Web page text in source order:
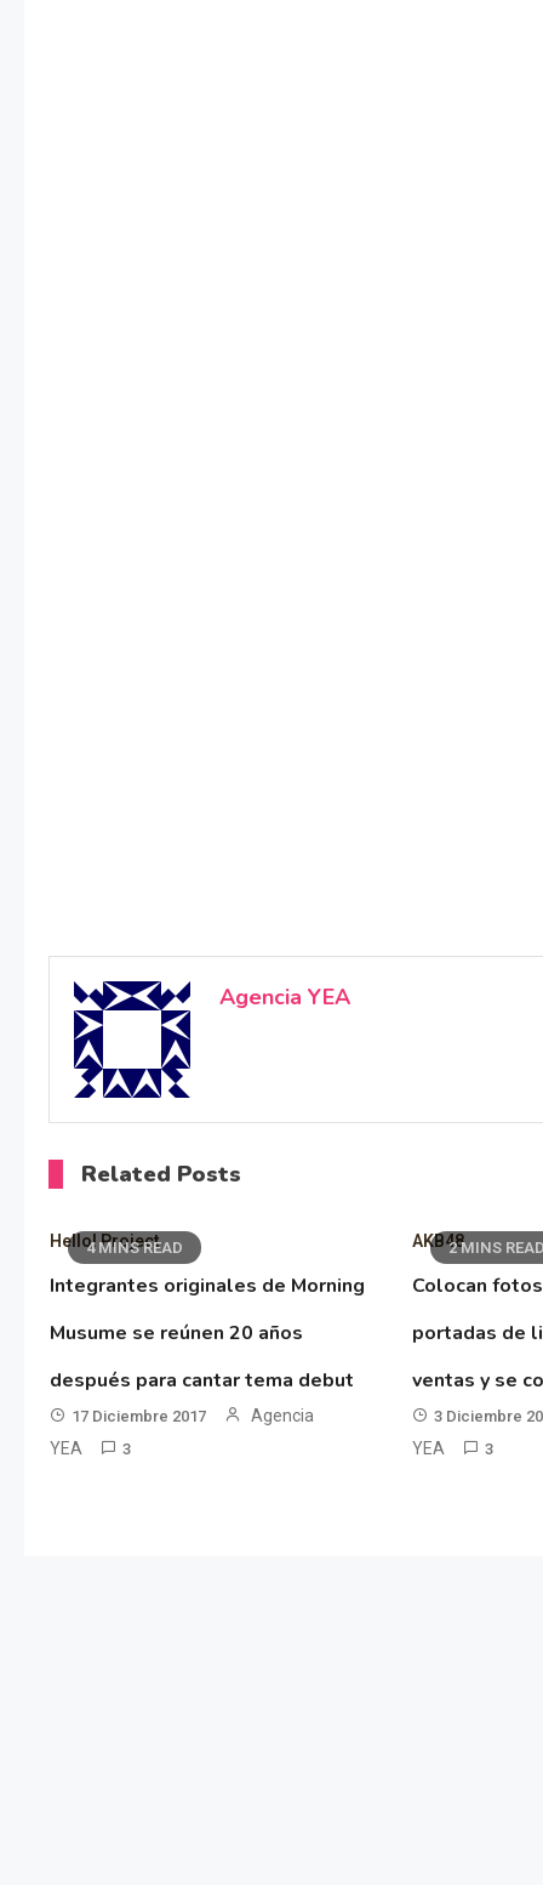
Agencia YEA
Related Posts
4 MINS READ
Hello! Project
Integrantes originales de Morning
Musume se reúnen 20 años
después para cantar tema debut
17 Diciembre 2017
Agencia
YEA
3
2 MINS READ
AKB48
Colocan
portadas de
ventas y se
3 Diciembre
YEA
3